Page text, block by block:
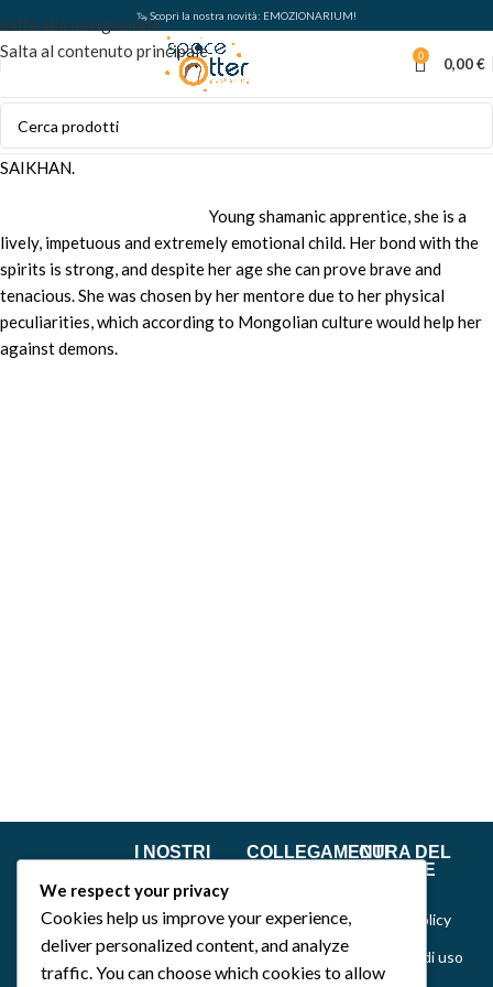
Salta alla navigazione
Salta al contenuto principale
🦦 Scopri la nostra novità: EMOZIONARIUM!
0 0,00€
SAIKHAN.
Young shamanic apprentice, she is a
lively, impetuous and extremely emotional child. Her bond with the
spirits is strong, and despite her age she can prove brave and
tenacious. She was chosen by her mentore due to her physical
peculiarities, which according to Mongolian culture would help her
against demons.
I NOSTRI
Dance of Muses
Emozionarium
DecKreative
COLLEGAMENTI
Chi siamo
Notizie
CURA DEL
CLIENTE
Cookie Policy
Politiche di uso
del sito,
We respect your privacy
Cookies help us improve your experience,
deliver personalized content, and analyze
traffic. You can choose which cookies to allow